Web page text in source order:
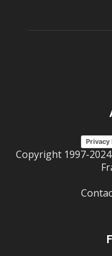
Privacy
Copyright 1997-